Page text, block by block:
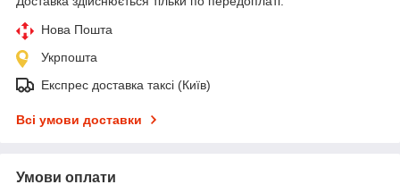
Нова Пошта
Укрпошта
Експрес доставка таксі (Київ)
Всі умови доставки
Умови оплати